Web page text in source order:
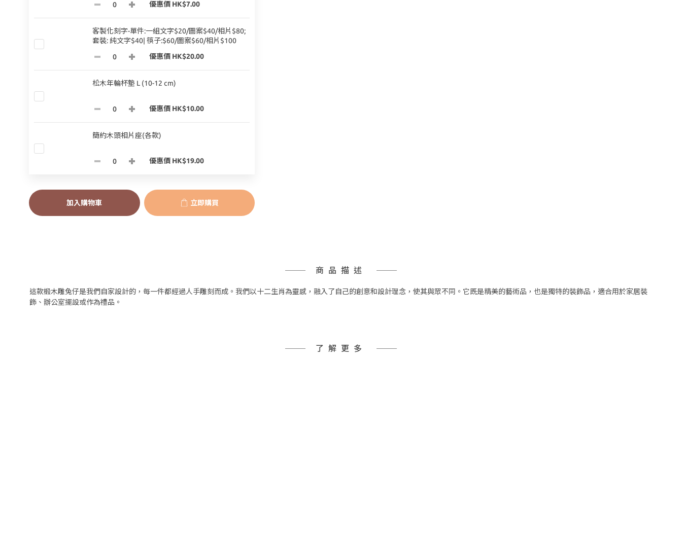
優惠價 HK$7.00
客製化刻字-單件:一組文字$20/圖案$40/相片$80;
套裝: 純文字$40| 筷子:$60/圖案$60/相片$100
優惠價 HK$20.00
松木年輪杯墊 L (10-12 cm)
優惠價 HK$10.00
簡約木頭相片座(各款)
優惠價 HK$19.00
加入購物車 立即購買
商品描述
這款椴木雕兔仔是我們自家設計的，每一件都經過人手雕刻而成。我們以十二生肖為靈感，融入了自己的創意和設計理念，使其與眾不同。它既是精美的藝術品，也是獨特的裝飾品，適合用於家居裝
飾、辦公室擺設或作為禮品。
了解更多